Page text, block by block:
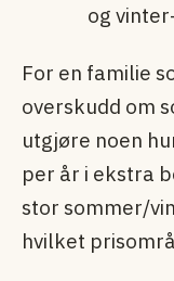
og
For en familie
overskudd om
utgjøre noen
per år i ekstra
stor sommer/
hvilket